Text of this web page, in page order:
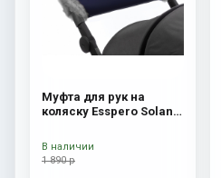
Муфта для рук на
коляску Esspero Solana
Deep Ocean
1 890 р
В наличии